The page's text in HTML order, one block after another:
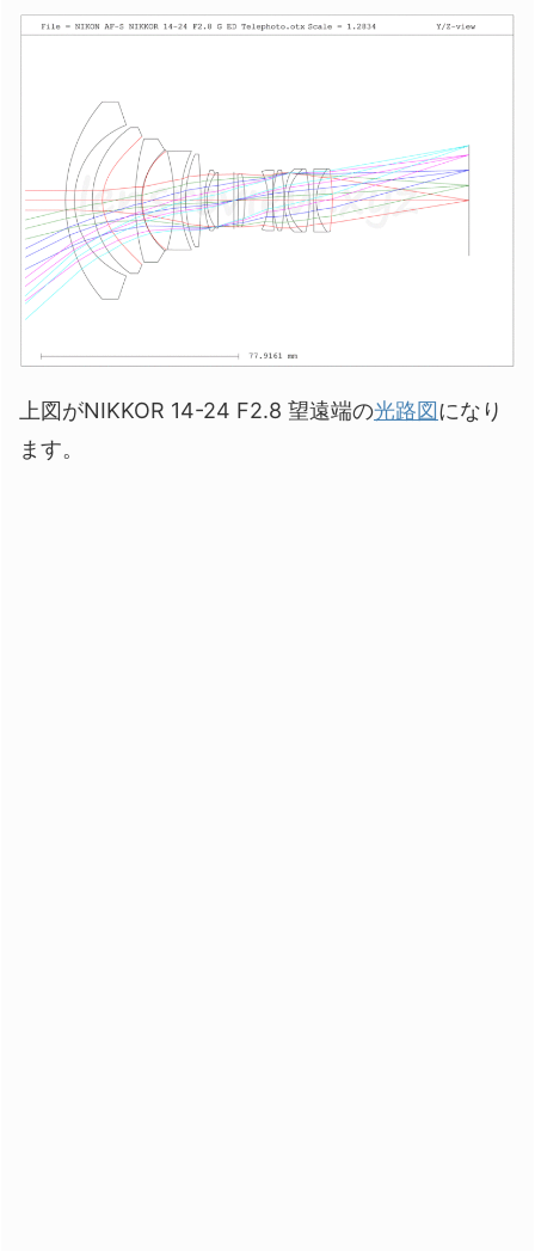
上図がNIKKOR 14-24 F2.8 望遠端の光路図になり
ます。